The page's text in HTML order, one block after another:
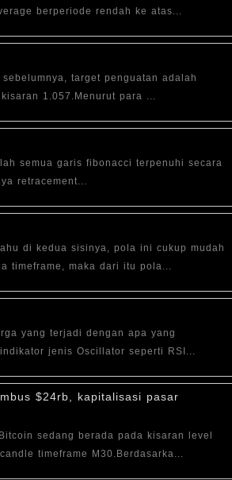
berperiode rendah ke atas...
target penguatan adalah
1.057.Menurut para ...
semua garis fibonacci terpenuhi secara
retracement...
di kedua sisinya, pola ini cukup mudah
timeframe, maka dari itu pola...
yang terjadi dengan apa yang
jenis Oscillator seperti RSI...
$24rb, kapitalisasi pasar
sedang berada pada kisaran level
timeframe M30.Berdasarka...